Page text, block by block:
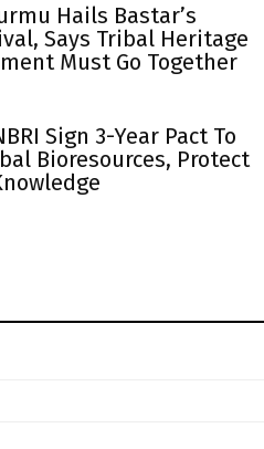
Hails Bastar’s
Says Tribal Heritage
Must Go Together
Sign 3-Year Pact To
Bioresources, Protect